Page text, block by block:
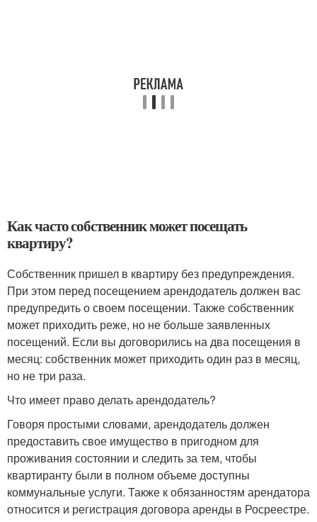
Как часто собственник может посещать
квартиру?
Собственник пришел в квартиру без предупреждения.
При этом перед посещением арендодатель должен вас
предупредить о своем посещении. Также собственник
может приходить реже, но не больше заявленных
посещений. Если вы договорились на два посещения в
месяц: собственник может приходить один раз в месяц,
но не три раза.
Что имеет право делать арендодатель?
Говоря простыми словами, арендодатель должен
предоставить свое имущество в пригодном для
проживания состоянии и следить за тем, чтобы
квартиранту были в полном объеме доступны
коммунальные услуги. Также к обязанностям арендатора
относится и регистрация договора аренды в Росреестре.